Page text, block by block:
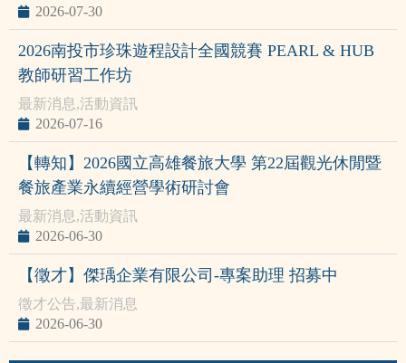
2026-07-30
2026南投市珍珠遊程設計全國競賽 PEARL & HUB
教師研習工作坊
最新消息,活動資訊
2026-07-16
【轉知】2026國立高雄餐旅大學 第22屆觀光休閒暨
餐旅產業永續經營學術研討會
最新消息,活動資訊
2026-06-30
【徵才】傑瑀企業有限公司-專案助理 招募中
徵才公告,最新消息
2026-06-30